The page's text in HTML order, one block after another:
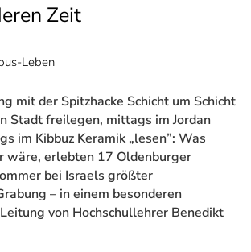
Zeit
Leben
mit der Spitzhacke Schicht um Schicht
Stadt freilegen, mittags im Jordan
im Kibbuz Keramik „lesen”: Was
wäre, erlebten 17 Oldenburger
bei Israels größter
– in einem besonderen
von Hochschullehrer Benedikt